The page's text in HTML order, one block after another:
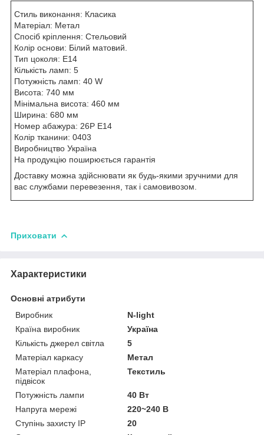
Стиль виконання: Класика
Матеріал: Метал
Спосіб кріплення: Стельовий
Колір основи: Білий матовий.
Тип цоколя: E14
Кількість ламп: 5
Потужність ламп: 40 W
Висота: 740 мм
Мінімальна висота: 460 мм
Ширина: 680 мм
Номер абажура: 26P E14
Колір тканини: 0403
Виробництво Україна
На продукцію поширюється гарантія
Доставку можна здійснювати як будь-якими зручними для
вас службами перевезення, так і самовивозом.
Приховати
Характеристики
Основні атрибути
Виробник
N-light
Країна виробник
Україна
Кількість джерел світла
5
Матеріал каркасу
Метал
Матеріал плафона,
підвісок
Текстиль
Потужність лампи
40 Вт
Напруга мережі
220~240 В
Ступінь захисту IP
20